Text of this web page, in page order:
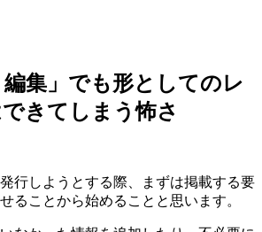
編集」でも形としてのレ
きてしまう怖さ
行しようとする際、まずは掲載する要
ることから始めることと思います。